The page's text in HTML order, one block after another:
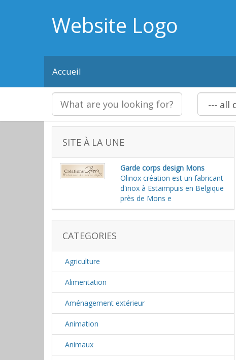
Website Logo
Accueil
SITE À LA UNE
Garde corps design Mons
Olinox création est un fabricant
d'inox à Estaimpuis en Belgique
près de Mons e
CATEGORIES
Agriculture
Alimentation
Aménagement extérieur
Animation
Animaux